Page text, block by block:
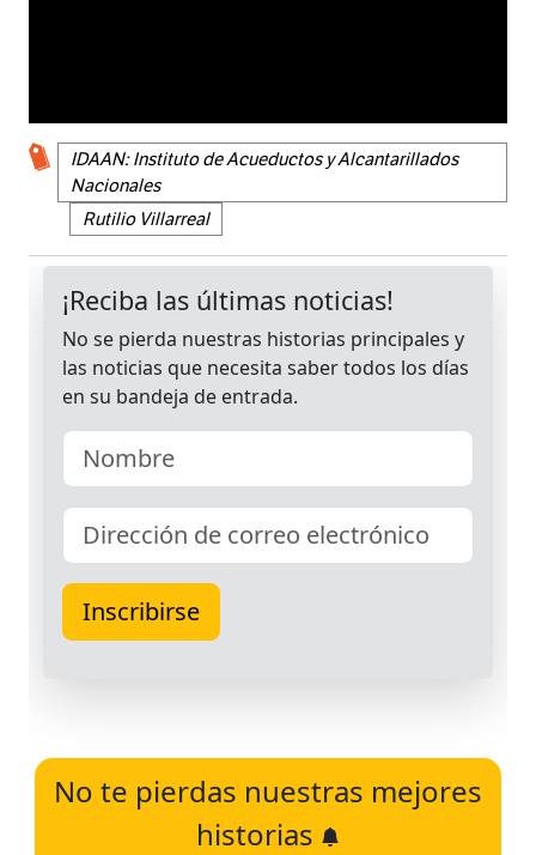
IDAAN: Instituto de Acueductos y Alcantarillados
Nacionales
Rutilio Villarreal
No te pierdas nuestras mejores
historias